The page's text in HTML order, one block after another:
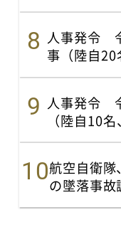
人事発令
事（陸自20
人事発令
（陸自10
航空自衛
の墜落事故